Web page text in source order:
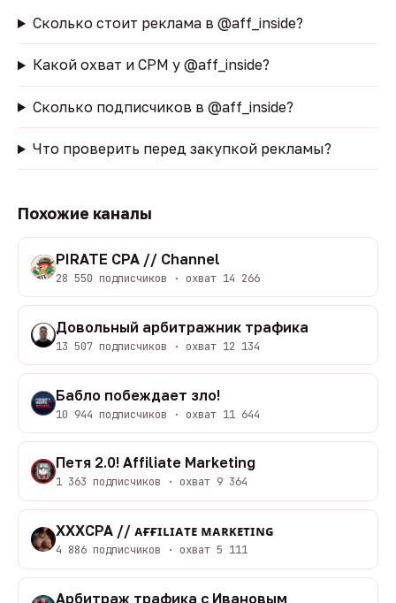
Сколько стоит реклама в @aff_inside?
Какой охват и CPM у @aff_inside?
Сколько подписчиков в @aff_inside?
Что проверить перед закупкой рекламы?
Похожие каналы
PIRATE CPA // Channel
28 550 подписчиков · охват 14 266
Довольный арбитражник трафика
13 507 подписчиков · охват 12 134
Бабло побеждает зло!
10 944 подписчиков · охват 11 644
Петя 2.0! Affiliate Marketing
1 363 подписчиков · охват 9 364
XXXCPA // ᴀғғɪʟɪᴀᴛᴇ ᴍᴀʀᴋᴇᴛɪɴɢ
4 886 подписчиков · охват 5 111
Арбитраж трафика с Ивановым